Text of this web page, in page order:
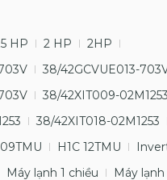
HP 2 HP
2HP
38/42GCVUE013-
38/42XIT009-02M1253
38/42XIT018-02M1253
H1C 12TMU
Máy lạnh 1 chiều
Máy lạnh